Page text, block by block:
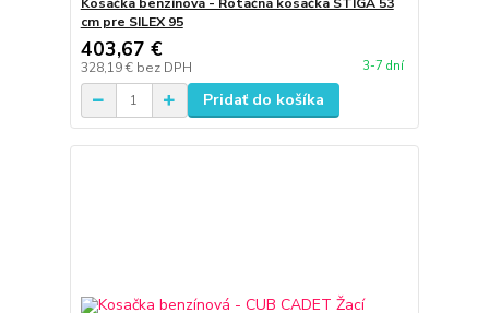
Kosačka benzínová - Rotačná kosačka STIGA 53
cm pre SILEX 95
403,67 €
328,19 € bez DPH 3-7 dní
Pridať do košíka